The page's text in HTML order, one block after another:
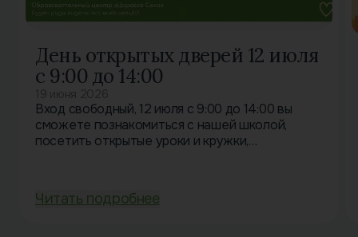
День открытых дверей 12 июля
с 9:00 до 14:00
Вход свободный, 12 июля с 9:00 до 14:00 вы
сможете познакомиться с нашей школой,
посетить открытые уроки и кружки,
Читать подробнее